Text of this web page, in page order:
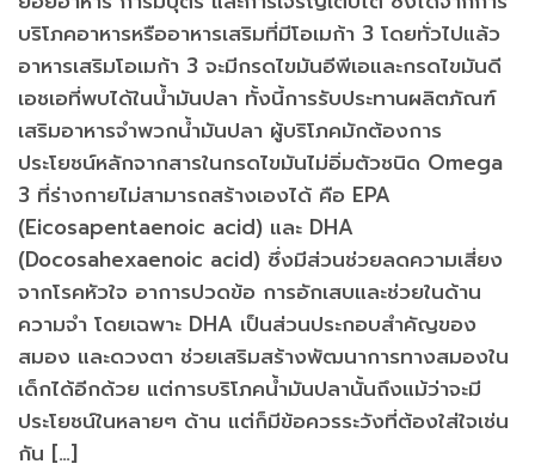
บริโภคอาหารหรืออาหารเสริมที่มีโอเมก้า 3 โดยทั่วไปแล้ว
อาหารเสริมโอเมก้า 3 จะมีกรดไขมันอีพีเอและกรดไขมันดี
เอชเอที่พบได้ในน้ำมันปลา ทั้งนี้การรับประทานผลิตภัณฑ์
เสริมอาหารจำพวกน้ำมันปลา ผู้บริโภคมักต้องการ
ประโยชน์หลักจากสารในกรดไขมันไม่อิ่มตัวชนิด Omega
3 ที่ร่างกายไม่สามารถสร้างเองได้ คือ EPA
(Eicosapentaenoic acid) และ DHA
(Docosahexaenoic acid) ซึ่งมีส่วนช่วยลดความเสี่ยง
จากโรคหัวใจ อาการปวดข้อ การอักเสบและช่วยในด้าน
ความจำ โดยเฉพาะ DHA เป็นส่วนประกอบสำคัญของ
สมอง และดวงตา ช่วยเสริมสร้างพัฒนาการทางสมองใน
เด็กได้อีกด้วย แต่การบริโภคน้ำมันปลานั้นถึงแม้ว่าจะมี
ประโยชน์ในหลายๆ ด้าน แต่ก็มีข้อควรระวังที่ต้องใส่ใจเช่น
กัน […]